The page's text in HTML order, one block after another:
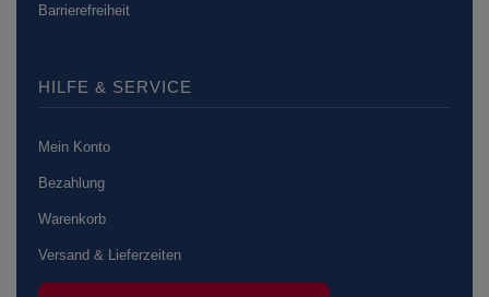
Barrierefreiheit
HILFE & SERVICE
Mein Konto
Bezahlung
Warenkorb
Versand & Lieferzeiten